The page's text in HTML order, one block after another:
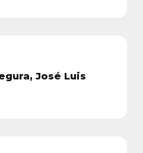
José Luis